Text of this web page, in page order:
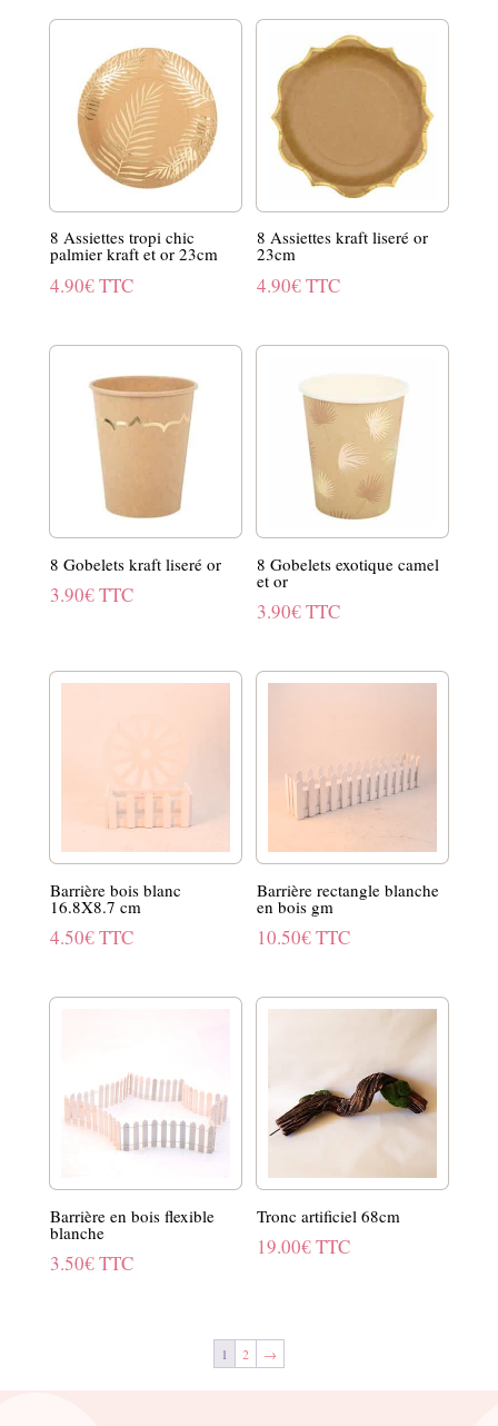
8 Assiettes tropi chic
palmier kraft et or 23cm
4.90€TTC
8 Assiettes kraft liseré or
23cm
4.90€TTC
8 Gobelets kraft liseré or
3.90€TTC
8 Gobelets exotique camel
et or
3.90€TTC
Barrière bois blanc
16.8X8.7 cm
4.50€TTC
Barrière rectangle blanche
en bois gm
10.50€TTC
Barrière en bois flexible
blanche
3.50€TTC
Tronc artificiel 68cm
19.00€TTC
1 2 →